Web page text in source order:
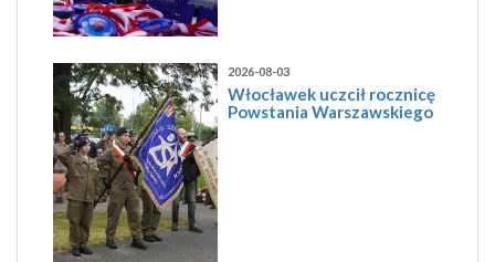
2026-08-03
Włocławek uczcił rocznicę
Powstania Warszawskiego